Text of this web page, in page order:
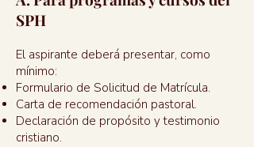
SPH
El aspirante deberá presentar, como
mínimo:
Formulario de Solicitud de Matrícula.
Carta de recomendación pastoral.
Declaración de propósito y testimonio
cristiano.